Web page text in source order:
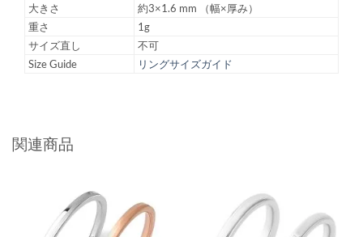
大きさ
約3×1.6 mm （幅×厚み）
重さ
1g
サイズ直し
不可
Size Guide
リングサイズガイド
関連商品